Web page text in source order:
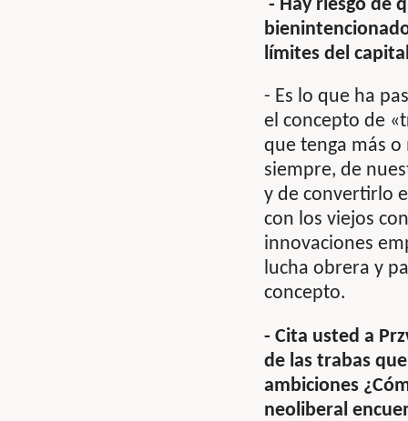
- Hay riesgo de
límites del
- Es lo que ha
el concepto de
que tenga más
siempre, de
y de convertirlo
con los viejos
innovaciones
lucha obrera y
concepto.
- Cita usted a
de las trabas
ambiciones
neoliberal